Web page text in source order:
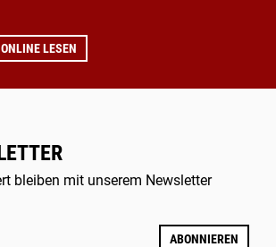
ONLINE LESEN
bleiben mit unserem Newsletter
ABONNIEREN